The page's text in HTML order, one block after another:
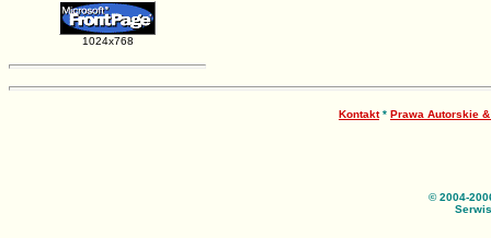
1024x768
Kontakt* Prawa Autorskie &
© 2004-